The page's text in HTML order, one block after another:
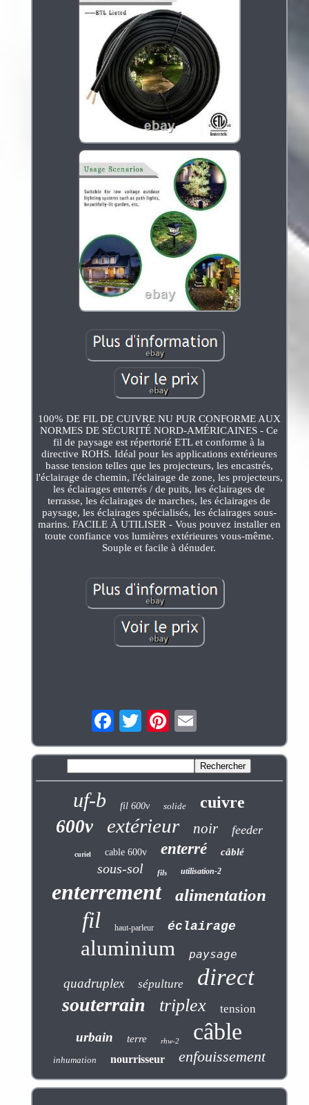
100% DE FIL DE CUIVRE NU PUR CONFORME AUX
NORMES DE SÉCURITÉ NORD-AMÉRICAINES - Ce
fil de paysage est répertorié ETL et conforme à la
directive ROHS. Idéal pour les applications extérieures
basse tension telles que les projecteurs, les encastrés,
l'éclairage de chemin, l'éclairage de zone, les projecteurs,
les éclairages enterrés / de puits, les éclairages de
terrasse, les éclairages de marches, les éclairages de
paysage, les éclairages spécialisés, les éclairages sous-
marins. FACILE À UTILISER - Vous pouvez installer en
toute confiance vos lumières extérieures vous-même.
Souple et facile à dénuder.
uf-b fil 600v solide cuivre
600v extérieur noir feeder
curiel cable 600v enterré câblé
sous-sol fils utilisation-2
enterrement alimentation
fil haut-parleur éclairage
aluminium paysage
quadruplex sépulture direct
souterrain triplex tension
urbain terre rhw-2 câble
inhumation nourrisseur enfouissement